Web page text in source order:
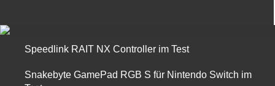
Speedlink RAIT NX Controller im Test
Snakebyte GamePad RGB S für Nintendo Switch im